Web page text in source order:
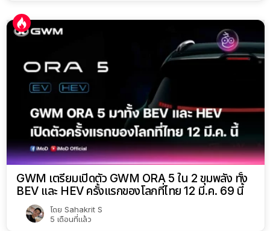
GWM เตรียมเปิดตัว GWM ORA 5 ใน 2 ขุมพลัง ทั้ง
BEV และ HEV ครั้งแรกของโลกที่ไทย 12 มี.ค. 69 นี้
โดย Sahakrit S
5 เดือนที่แล้ว